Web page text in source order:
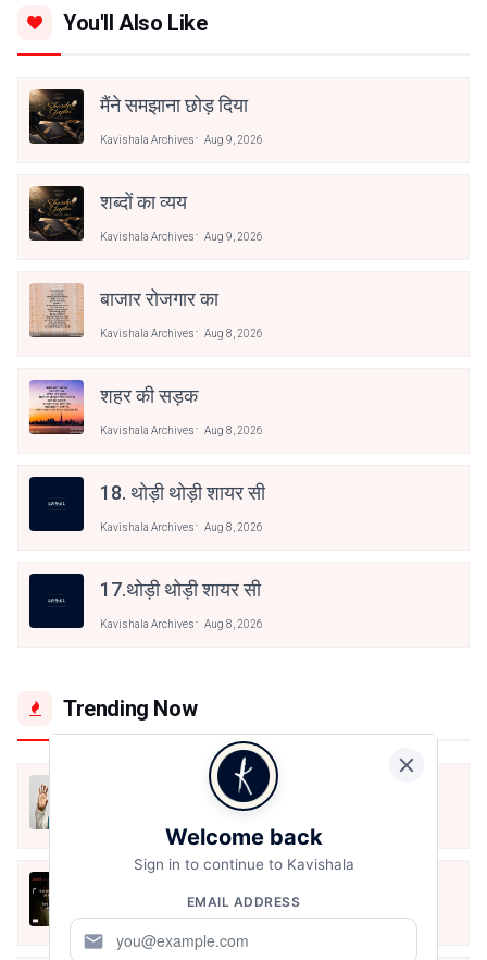
You'll Also Like
मैंने समझाना छोड़ दिया
Kavishala Archives Aug 9, 2026
शब्दों का व्यय
Kavishala Archives Aug 9, 2026
बाजार रोजगार का
Kavishala Archives Aug 8, 2026
शहर की सड़क
Kavishala Archives Aug 8, 2026
18. थोड़ी थोड़ी शायर सी
Kavishala Archives Aug 8, 2026
17.थोड़ी थोड़ी शायर सी
Kavishala Archives Aug 8, 2026
Trending Now
मैं शून्य पे सवार हूँ
Stay Safe | TVF's Aspirants
May 8, 2021
Welcome back
Sign in to continue to Kavishala
EMAIL ADDRESS
mail